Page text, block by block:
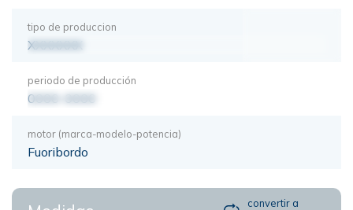
tipo de produccion
XXXXXXX
periodo de producción
0000-0000
motor (marca-modelo-potencia)
Fuoribordo
convertir a